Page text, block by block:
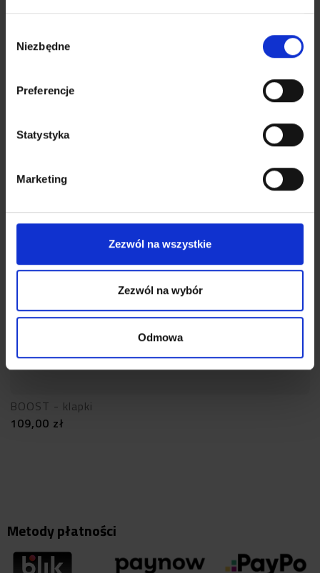
zgody
Niezbędne
Preferencje
Statystyka
Marketing
Zezwól na wszystkie
Zezwól na wybór
Odmowa
BOOST - klapki
109,00 zł
Metody płatności